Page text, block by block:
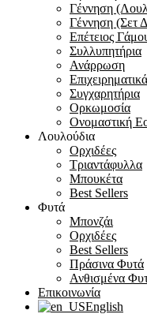
Γέννηση
Γέννηση (Σετ
Επέτειος
Συλλυπητήρια
Ανάρρωση
Συγχαρητήρια
Ορκωμοσία
Ονομαστική
Λουλούδια
Ορχιδέες
Τριαντάφυλλα
Μπουκέτα
Best Sellers
Φυτά
Μπονζάι
Ορχιδέες
Best Sellers
Πράσινα Φυτά
Ανθισμένα
Επικοινωνία
English